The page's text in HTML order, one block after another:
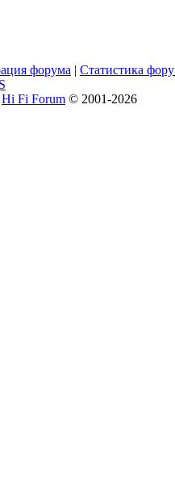
форума | Статистика
Hi Fi Forum © 2001-2026